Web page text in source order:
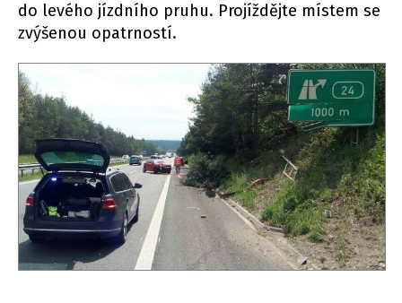
do levého jízdního pruhu. Projíždějte místem se
zvýšenou opatrností.